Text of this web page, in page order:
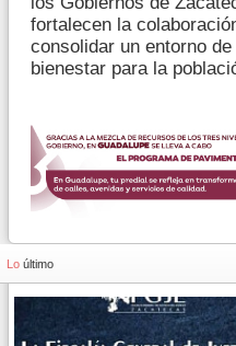
fortalecen la
consolidar un entorno
bienestar para la
Lo último